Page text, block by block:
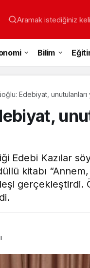
Aramak istediğiniz
Bilim
Edebiyat, unutulanları
Edebi Kazılar
kitabı
gerçekleştirdi.
En Uzun